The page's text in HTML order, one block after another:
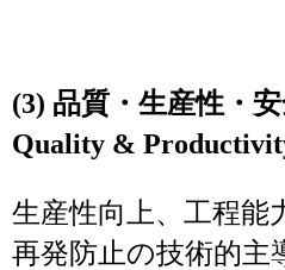
(3) 品質・生産性・
Quality &
生産性向上、工程能
再発防止の技術的主